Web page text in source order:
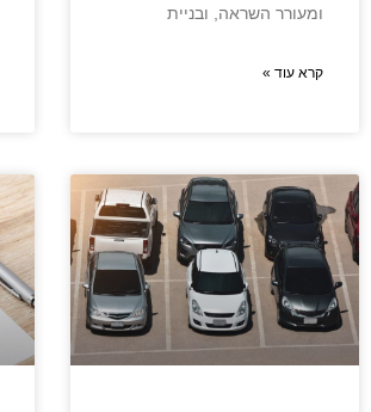
ומעורר השראה, ובניית
קרא עוד »